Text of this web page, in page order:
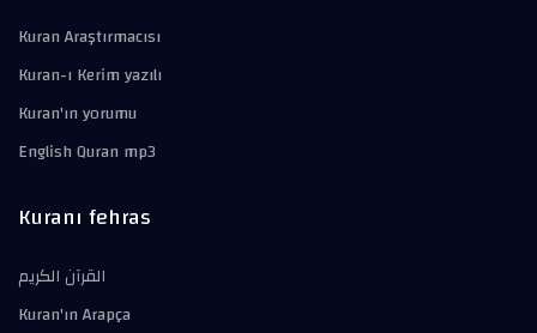
Kuran Araştırmacısı
Kuran-ı Kerim yazılı
Kuran'ın yorumu
English Quran mp3
Kuranı fehras
القرآن الكريم
Kuran'ın Arapça